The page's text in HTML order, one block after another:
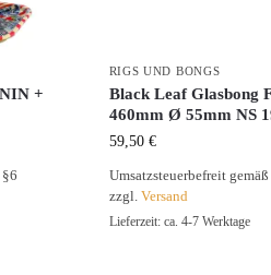
+
RIGS UND BONGS
Black Leaf Glasbong
460mm Ø 55mm NS
59,50 €
Umsatzsteuerbefreit
zzgl. Versand
Lieferzeit: ca. 4-7 Werktage